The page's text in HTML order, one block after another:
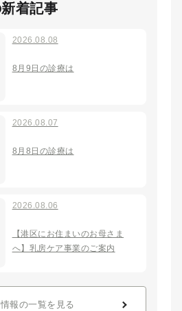
着記事
2026.08.08
8月9日の診療は
2026.08.07
8月8日の診療は
2026.08.06
【港区にお住まいのお母さま
へ】乳房ケア事業のご案内
報の一覧を見る